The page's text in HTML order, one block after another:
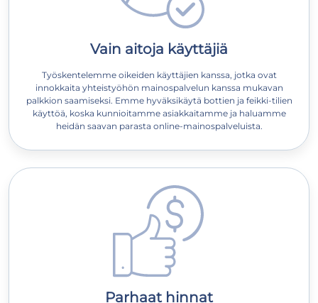
Vain aitoja käyttäjiä
Työskentelemme oikeiden käyttäjien kanssa, jotka ovat
innokkaita yhteistyöhön mainospalvelun kanssa mukavan
palkkion saamiseksi. Emme hyväksikäytä bottien ja feikki-tilien
käyttöä, koska kunnioitamme asiakkaitamme ja haluamme
heidän saavan parasta online-mainospalveluista.
Parhaat hinnat